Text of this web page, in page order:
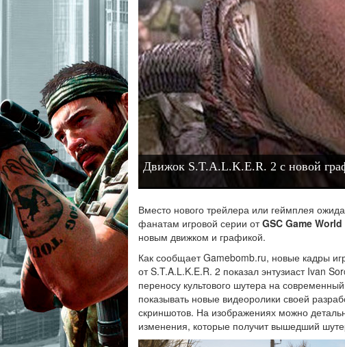
Движок S.T.A.L.K.E.R. 2 с новой
Вместо нового трейлера или геймплея
фанатам игровой серии отGSC Game World
новым движком и графикой.
Как сообщает Gamebomb.ru, новые кадры
от S.T.A.L.K.E.R. 2 показал энтузиаст Ivan
переносу культового шутера на
показывать новые видеоролики своей
скриншотов. На изображениях можно
изменения, которые получит вышедший